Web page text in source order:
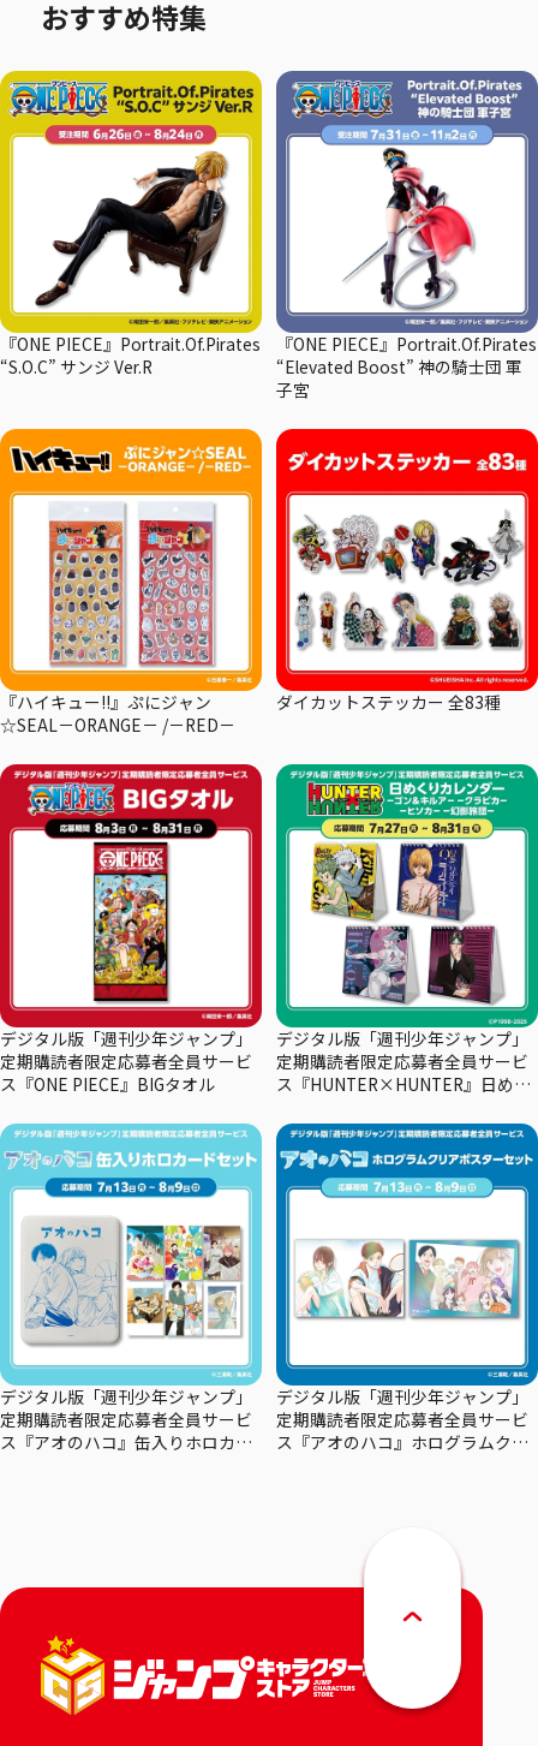
おすすめ特集
『ONE PIECE』Portrait.Of.Pirates
“S.O.C” サンジ Ver.R
『ONE PIECE』Portrait.Of.Pirates
“Elevated Boost” 神の騎士団 軍
子宮
『ハイキュー!!』ぷにジャン
☆SEAL－ORANGE－ /－RED－
ダイカットステッカー 全83種
デジタル版「週刊少年ジャンプ」
定期購読者限定応募者全員サービ
ス『ONE PIECE』BIGタオル
デジタル版「週刊少年ジャンプ」
定期購読者限定応募者全員サービ
ス『HUNTER×HUNTER』日めく
デジタル版「週刊少年ジャンプ」
定期購読者限定応募者全員サービ
ス『アオのハコ』缶入りホロカー
デジタル版「週刊少年ジャンプ」
定期購読者限定応募者全員サービ
ス『アオのハコ』ホログラムクリ